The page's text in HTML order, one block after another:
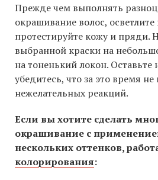
Прежде чем выполнять
окрашивание волос,
протестируйте кожу и пряди.
выбранной краски на
на тоненький локон.
убедитесь, что за это время
нежелательных реакций.
Если вы хотите сделать
окрашивание с
нескольких оттенков,
колорирования: